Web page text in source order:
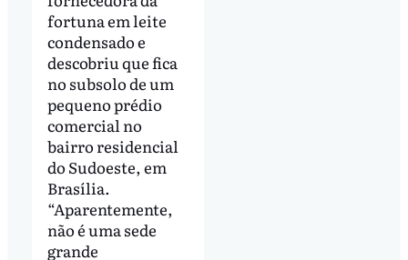
fortuna em leite
condensado e
descobriu que fica
no subsolo de um
pequeno prédio
comercial no
bairro residencial
do Sudoeste, em
Brasília.
“Aparentemente,
não é uma sede
grande